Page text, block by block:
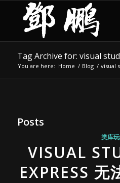
Tag Archive for: visual
You are here: Home / Blog / visual
Posts
类库
VISUAL
EXPRESS 无